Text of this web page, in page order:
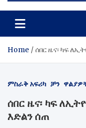
Home ሰበር ዜና፡ ካፍ
ምስራቅ አፍሪካ ቻን
ሰበር ዜና፡ ካፍ
እድልን ሰጠ